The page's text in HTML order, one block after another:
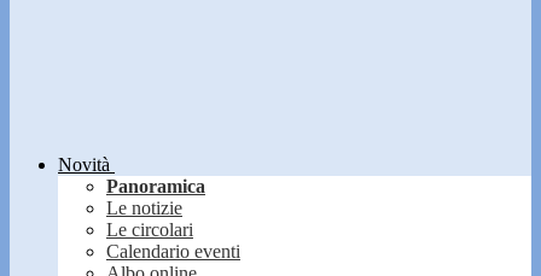
Novità
Panoramica
Le notizie
Le circolari
Calendario eventi